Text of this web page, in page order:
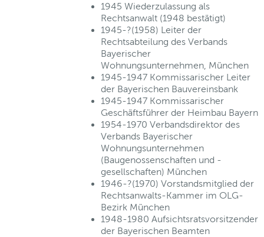
1945 Wiederzulassung als
Rechtsanwalt (1948 bestätigt)
1945-?(1958) Leiter der
Rechtsabteilung des Verbands
Bayerischer
Wohnungsunternehmen, München
1945-1947 Kommissarischer Leiter
der Bayerischen Bauvereinsbank
1945-1947 Kommissarischer
Geschäftsführer der Heimbau Bayern
1954-1970 Verbandsdirektor des
Verbands Bayerischer
Wohnungsunternehmen
(Baugenossenschaften und -
gesellschaften) München
1946-?(1970) Vorstandsmitglied der
Rechtsanwalts-Kammer im OLG-
Bezirk München
1948-1980 Aufsichtsratsvorsitzender
der Bayerischen Beamten